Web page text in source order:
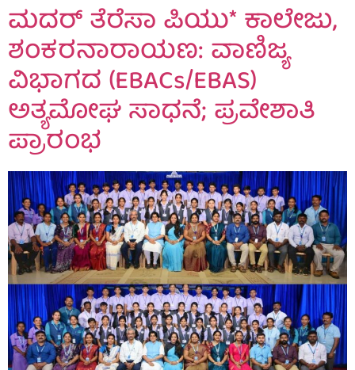
ಮದರ್ ತೆರೆಸಾ ಪಿಯು* ಕಾಲೇಜು,
ಶಂಕರನಾರಾಯಣ: ವಾಣಿಜ್ಯ
ವಿಭಾಗದ (EBACs/EBAS)
ಅತ್ಯಮೋಘ ಸಾಧನೆ; ಪ್ರವೇಶಾತಿ
ಪ್ರಾರಂಭ